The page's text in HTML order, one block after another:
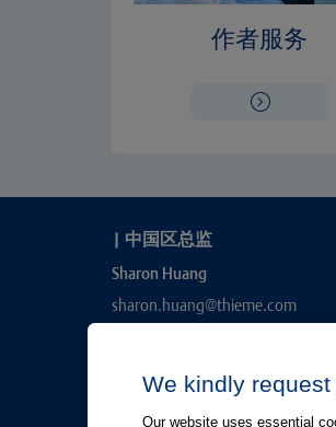
作者服务
| 中国区总监
Sharon Huang
sharon.huang@thieme.com
We kindly
Our website uses essential